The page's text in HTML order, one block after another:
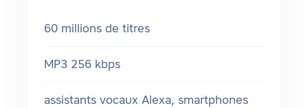
60 millions de titres
MP3 256 kbps
assistants vocaux Alexa, smartphones